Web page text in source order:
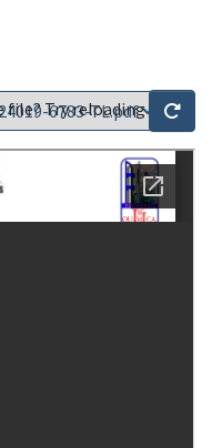
file? Try reloading